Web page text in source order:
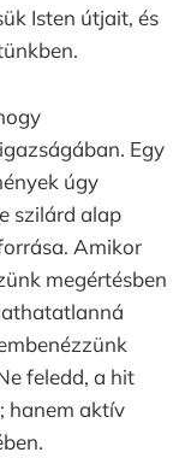
Isten útjait, és
Egy
úgy
szilárd alap
Amikor
megértésben
feledd, a hit
hanem aktív